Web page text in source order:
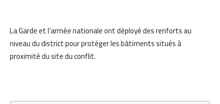
La Garde et l’armée nationale ont déployé des renforts au
niveau du district pour protéger les bâtiments situés à
proximité du site du conflit.